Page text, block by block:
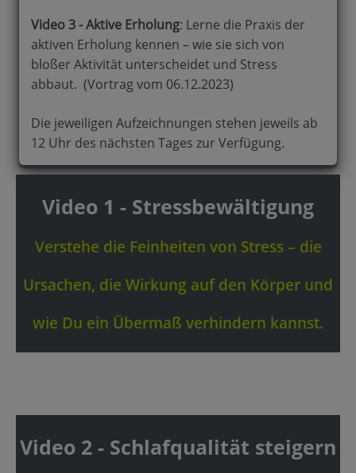
Video 3 - Aktive Erholung: Lerne die Praxis der
aktiven Erholung kennen – wie sie sich von
bloßer Aktivität unterscheidet und Stress
abbaut. (Vortrag vom 06.12.2023)
Die jeweiligen Aufzeichnungen stehen jeweils ab
12 Uhr des nächsten Tages zur Verfügung.
Video 1 - Stressbewältigung
Verstehe die Feinheiten von Stress – die
Ursachen, die Wirkung auf den Körper und
wie Du ein Übermaß verhindern kannst.
Video 2 - Schlafqualität steigern